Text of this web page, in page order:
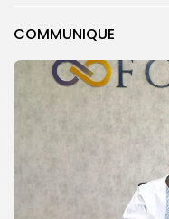
COMMUNIQUE